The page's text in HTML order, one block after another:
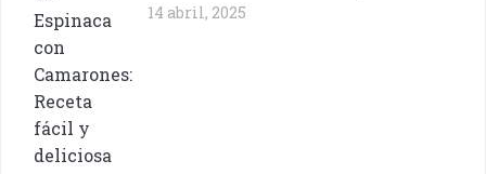
14 abril, 2025